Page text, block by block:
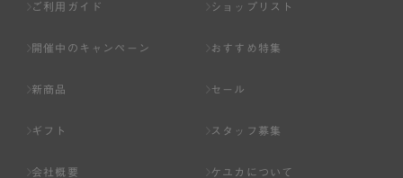
ご利用ガイド ショップリスト
開催中のキャンペーン おすすめ特集
新商品 セール
ギフト スタッフ募集
会社概要 ケユカについて